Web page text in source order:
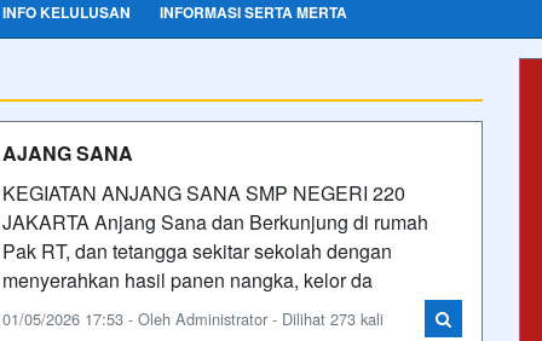
INFO KELULUSAN INFORMASI SERTA MERTA
AJANG SANA
KEGIATAN ANJANG SANA SMP NEGERI 220
JAKARTA Anjang Sana dan Berkunjung di rumah
Pak RT, dan tetangga sekitar sekolah dengan
menyerahkan hasil panen nangka, kelor da
01/05/2026 17:53 - Oleh Administrator - Dilihat 273 kali